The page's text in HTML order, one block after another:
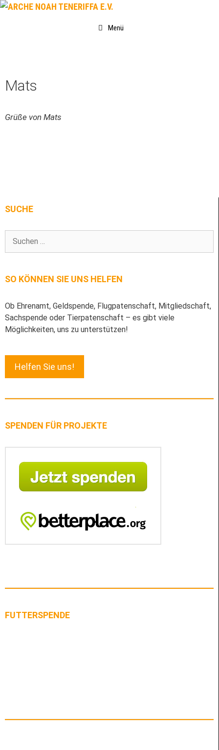
Zum
Menü
Mats
Grüße von Mats
SUCHE
nach:
SO KÖNNEN SIE UNS HELFEN
Ob Ehrenamt, Geldspende, Flugpatenschaft, Mitgliedschaft,
Sachspende oder Tierpatenschaft – es gibt viele
Möglichkeiten, uns zu unterstützen!
Helfen Sie uns!
SPENDEN FÜR PROJEKTE
FUTTERSPENDE